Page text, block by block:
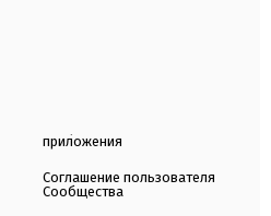
приложения
Соглашение пользователя
Сообщества